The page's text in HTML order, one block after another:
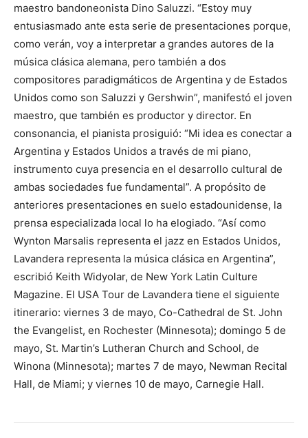
maestro bandoneonista Dino Saluzzi. “Estoy muy
entusiasmado ante esta serie de presentaciones porque,
como verán, voy a interpretar a grandes autores de la
música clásica alemana, pero también a dos
compositores paradigmáticos de Argentina y de Estados
Unidos como son Saluzzi y Gershwin”, manifestó el joven
maestro, que también es productor y director. En
consonancia, el pianista prosiguió: “Mi idea es conectar a
Argentina y Estados Unidos a través de mi piano,
instrumento cuya presencia en el desarrollo cultural de
ambas sociedades fue fundamental”. A propósito de
anteriores presentaciones en suelo estadounidense, la
prensa especializada local lo ha elogiado. “Así como
Wynton Marsalis representa el jazz en Estados Unidos,
Lavandera representa la música clásica en Argentina”,
escribió Keith Widyolar, de New York Latin Culture
Magazine. El USA Tour de Lavandera tiene el siguiente
itinerario: viernes 3 de mayo, Co-Cathedral de St. John
the Evangelist, en Rochester (Minnesota); domingo 5 de
mayo, St. Martin’s Lutheran Church and School, de
Winona (Minnesota); martes 7 de mayo, Newman Recital
Hall, de Miami; y viernes 10 de mayo, Carnegie Hall.